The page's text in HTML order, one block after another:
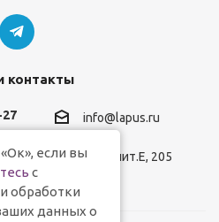
контакты
info@lapus.ru
Обороны, д.116, лит.Е, 205
если вы
с
обработки
данных о